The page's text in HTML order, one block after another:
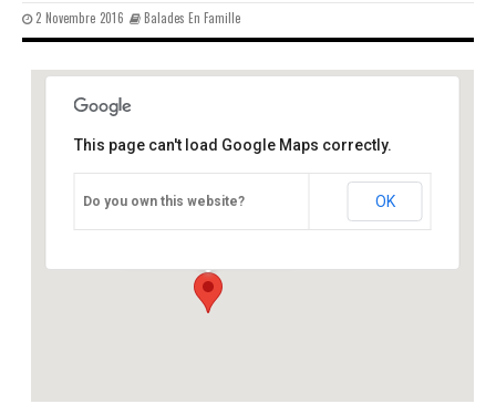
2 Novembre 2016 Balades En Famille
Lud’eau vive, Varaignes 24
Événements
This page can't load Google Maps correctly.
Do you own this website? OK